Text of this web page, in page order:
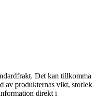
Det kan tillkomma
av produkternas vikt, storlek
direkt i